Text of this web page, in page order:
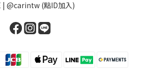
| @carintw (點ID加入)